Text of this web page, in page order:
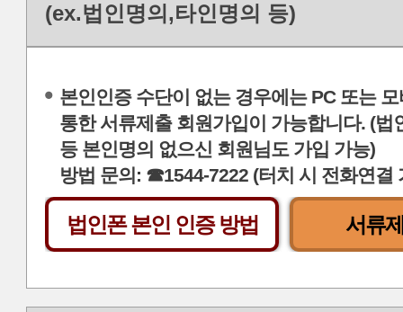
(ex.법인명의,타인명의 등)
본인인증 수단이 없는 경우에는 PC 또는
통한 서류제출 회원가입이 가능합니다. (법
등 본인명의 없으신 회원님도 가입 가능)
방법 문의: ☎1544-7222 (터치 시 전화연결
법인폰 본인 인증 방법 서류